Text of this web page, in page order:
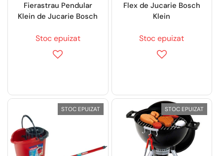
Fierastrau Pendular
Klein de Jucarie Bosch
Stoc epuizat
Flex de Jucarie Bosch
Klein
Stoc epuizat
STOC EPUIZAT STOC EPUIZAT